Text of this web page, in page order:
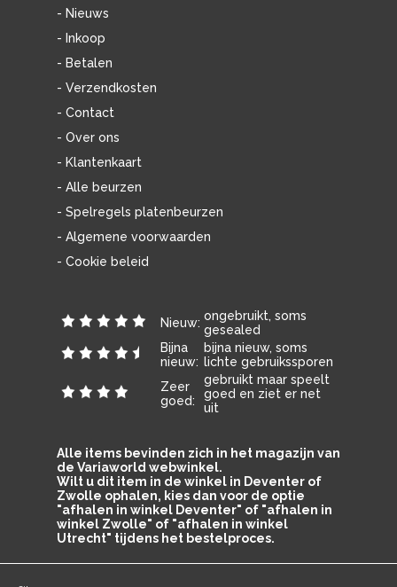
- Nieuws
- Inkoop
- Betalen
- Verzendkosten
- Contact
- Over ons
- Klantenkaart
- Alle beurzen
- Spelregels platenbeurzen
- Algemene voorwaarden
- Cookie beleid
Nieuw: ongebruikt, soms
gesealed
Bijna
nieuw:
bijna nieuw, soms
lichte gebruikssporen
Zeer
goed:
gebruikt maar speelt
goed en ziet er net
uit
Alle items bevinden zich in het magazijn van
de Variaworld webwinkel.
Wilt u dit item in de winkel in Deventer of
Zwolle ophalen, kies dan voor de optie
"afhalen in winkel Deventer" of "afhalen in
winkel Zwolle" of "afhalen in winkel
Utrecht" tijdens het bestelproces.